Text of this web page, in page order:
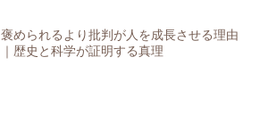
褒められるより批判が人を成長させる理由
｜歴史と科学が証明する真理